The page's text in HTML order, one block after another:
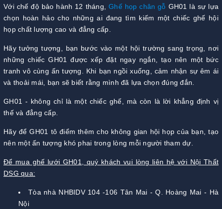
Với chế độ bảo hành 12 tháng, Ghế họp chân gỗ GH01 là sự lựa
chọn hoàn hảo cho những ai đang tìm kiếm một chiếc ghế hội
họp chất lượng cao và đẳng cấp.
Hãy tưởng tượng, bạn bước vào một hội trường sang trọng, nơi
những chiếc GH01 được xếp đặt ngay ngắn, tạo nên một bức
tranh vô cùng ấn tượng. Khi bạn ngồi xuống, cảm nhận sự êm ái
và thoải mái, bạn sẽ biết rằng mình đã lựa chọn đúng đắn.
GH01 - không chỉ là một chiếc ghế, mà còn là lời khẳng định vị
thế và đẳng cấp.
Hãy để GH01 tô điểm thêm cho không gian hội họp của bạn, tạo
nên một ấn tượng khó phai trong lòng mỗi người tham dự.
Để mua ghế lưới GH01, quý khách vui lòng liên hệ với Nội Thất
DSG qua:
Tòa nhà NHBIDV 104 -106 Tân Mai - Q. Hoàng Mai - Hà
Nội